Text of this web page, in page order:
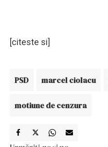
[citeste si]
PSD marcel ciolacu
motiune de cenzura